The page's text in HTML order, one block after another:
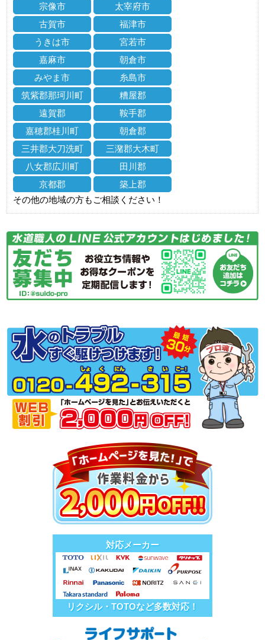
宗像市
太宰府市
古賀市
福津市
うきは市
宮若市
嘉麻市
朝倉市
みやま市
糸島市
筑紫郡那珂川町
糟屋郡
遠賀郡
鞍手郡
嘉穂郡桂川町
朝倉郡
三井郡大刀洗町
三潴郡大木町
八女郡広川町
田川郡
京都郡
築上郡
その他の地域の方もご相談ください！
対応メーカー
リクシル・TOTOなど多数対応！